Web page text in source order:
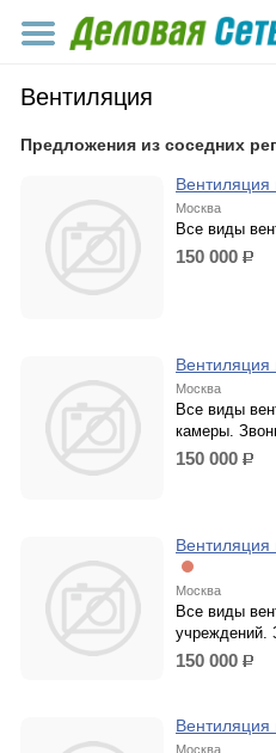
Вентиляция
Предложения из соседних
Вентиляция
Москва
Все виды
150 000 р.
Вентиляция
Москва
Все виды
камеры.
150 000 р.
Вентиляция
Москва
Все виды
учреждений.
150 000 р.
Вентиляция
Москва